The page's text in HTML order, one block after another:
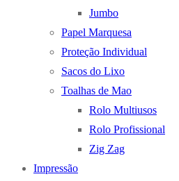
Jumbo
Papel Marquesa
Proteção Individual
Sacos do Lixo
Toalhas de Mao
Rolo Multiusos
Rolo Profissional
Zig Zag
Impressão